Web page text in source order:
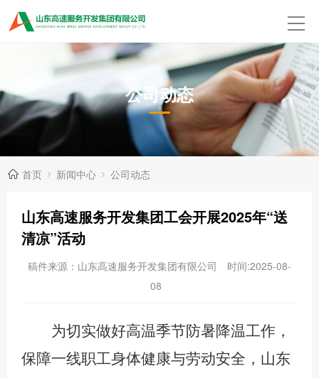
公司动态
首页 新闻中心 公司动态
山东高速服务开发集团工会开展2025年“送
清凉”活动
稿件来源：山东高速服务开发集团有限公司
时间:2025-08-
08
为切实做好高温季节防暑降温工作，
保障一线职工身体健康与劳动安全， 山东